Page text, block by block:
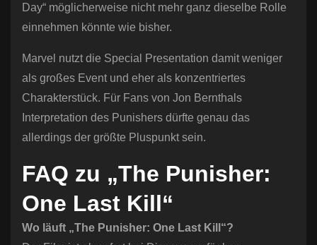
Day“ möglicherweise nicht mehr ganz dieselbe Rolle
einnehmen könnte wie bisher.
Marvel nutzt die Special Presentation damit weniger
als großes Event und eher als konzentriertes
Charakterstück. Für Fans von Jon Bernthals
Interpretation des Punishers dürfte genau das
allerdings der größte Pluspunkt sein.
FAQ zu „The Punisher:
One Last Kill“
Wo läuft „The Punisher: One Last Kill“?